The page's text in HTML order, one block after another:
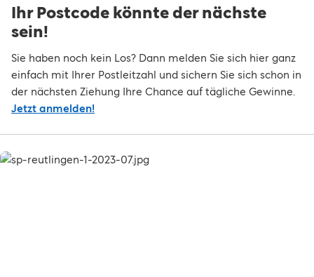
Ihr Postcode könnte der nächste
sein!
Sie haben noch kein Los? Dann melden Sie sich hier ganz
einfach mit Ihrer Postleitzahl und sichern Sie sich schon in
der nächsten Ziehung Ihre Chance auf tägliche Gewinne.
Jetzt anmelden!